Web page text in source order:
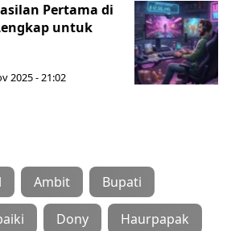
Pertama di
untuk
2025 - 21:02
Ambit Bupati
Dony Haurpapak